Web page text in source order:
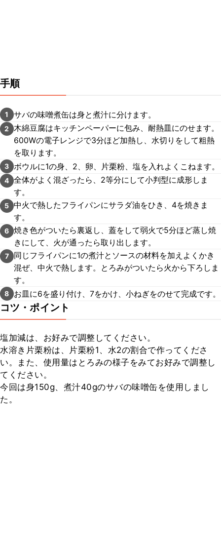
手順
1 サバの味噌煮缶は身と煮汁に分けます。
2
木綿豆腐はキッチンペーパーに包み、耐熱皿にのせます。
600Wの電子レンジで3分ほど加熱し、水切りをして粗熱
を取ります。
3 ボウルに1の身、2、卵、片栗粉、塩を入れよくこねます。
4 全体がよく混ざったら、2等分にして小判型に成形しま
す。
5 中火で熱したフライパンにサラダ油をひき、4を焼きま
す。
6 焼き色がついたら裏返し、蓋をして弱火で5分ほど蒸し焼
きにして、火が通ったら取り出します。
7
同じフライパンに1の煮汁とソースの材料を加えよくかき
混ぜ、中火で熱します。とろみがついたら火から下ろしま
す。
8 お皿に6を盛り付け、7をかけ、小ねぎをのせて完成です。
コツ・ポイント
塩加減は、お好みで調整してください。
水溶き片栗粉は、片栗粉1、水2の割合で作ってくださ
い。また、使用量はとろみの様子をみてお好みで調整し
てください。
今回は身150g、煮汁40gのサバの味噌缶を使用しまし
た。